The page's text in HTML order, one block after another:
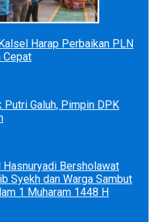
Harap Perbaikan PLN
Cepat
Putri Galuh, Pimpin DPK
Hasnuryadi Bersholawat
Syekh dan Warga Sambut
1 Muharam 1448 H